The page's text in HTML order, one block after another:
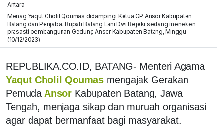
Antara
Menag Yaqut Cholil Qoumas didampingi Ketua GP Ansor Kabupaten
Batang dan Penjabat Bupati Batang Lani Dwi Rejeki sedang meneken
prasasti pembangunan Gedung Ansor Kabupaten Batang, Minggu
(10/12/2023)
REPUBLIKA.CO.ID, BATANG- Menteri Agama
Yaqut Cholil Qoumas mengajak Gerakan
Pemuda Ansor Kabupaten Batang, Jawa
Tengah, menjaga sikap dan muruah organisasi
agar dapat bermanfaat bagi masyarakat.